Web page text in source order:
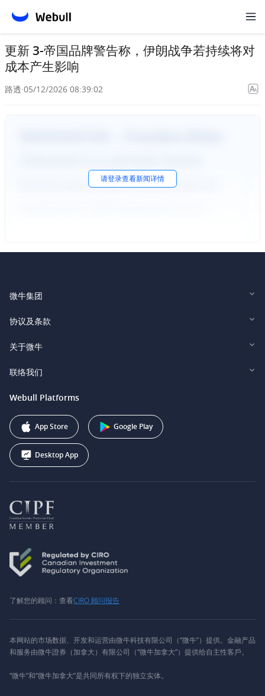
更新 3-帝国品牌警告称，伊朗战争若持续将对
成本产生影响
路透·05/12/2026 08:39:02
请登录查看新闻详情
微牛集团
Webull Financial LLC (US)
Webull Securities South Africa (Pty) Ltd.
Webull Securities (Australia) Pty. Ltd.
Webull Corporation
协议及条款
Legal and Disclosures
关于微牛
投资者关系
联络我们
support@webull.ca
+1 (888) 228-0958
Webull Platforms
App Store Google Play
Desktop App
了解您的顾问：查看CIRO 顾问报告
本网站的市场数据、开发和运营由微牛科技有限公司（“微牛”）提供。金融产品
和服务由微牛證券（加拿大）有限公司（“微牛加拿大”）提供给自主性客戶。
“微牛”和“微牛加拿大”是共同所有权下的独立实体。